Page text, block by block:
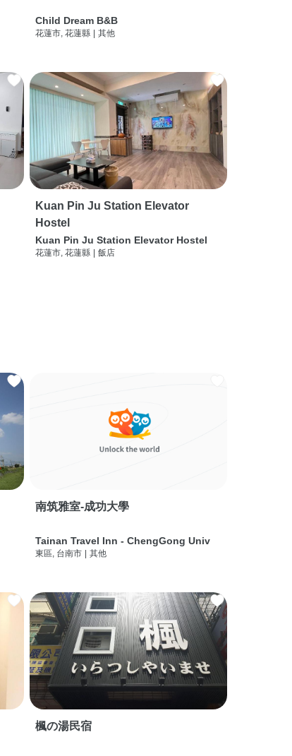
Child Dream B&B
花蓮市, 花蓮縣 | 其他
Kuan Pin Ju Station Elevator
Hostel
Kuan Pin Ju Station Elevator Hostel
花蓮市, 花蓮縣 飯店
南筑雅室-成功大學
Tainan Travel Inn - ChengGong Univ
東區, 台南市 其他
楓の湯民宿